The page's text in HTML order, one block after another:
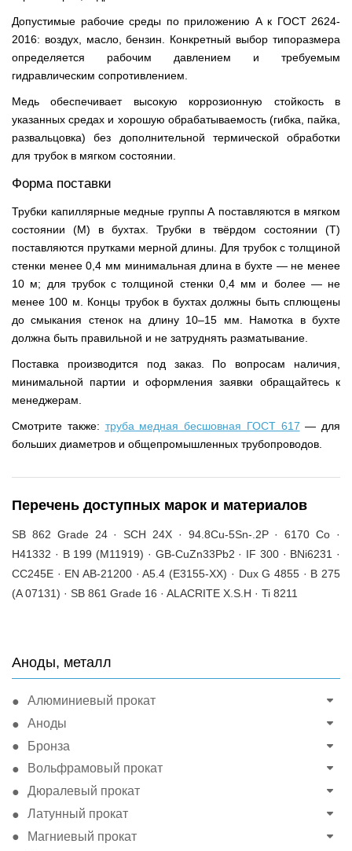
Аноды, металл
Алюминиевый прокат
Аноды
Бронза
Вольфрамовый прокат
Дюралевый прокат
Латунный прокат
Магниевый прокат
Допустимые рабочие среды по приложению А к ГОСТ 2624-
2016: воздух, масло, бензин. Конкретный выбор типоразмера
определяется рабочим давлением и требуемым
гидравлическим сопротивлением.
Медь обеспечивает высокую коррозионную стойкость в
указанных средах и хорошую обрабатываемость (гибка, пайка,
развальцовка) без дополнительной термической обработки
для трубок в мягком состоянии.
Форма поставки
Трубки капиллярные медные группы А поставляются в мягком
состоянии (М) в бухтах. Трубки в твёрдом состоянии (Т)
поставляются прутками мерной длины. Для трубок с толщиной
стенки менее 0,4 мм минимальная длина в бухте — не менее
10 м; для трубок с толщиной стенки 0,4 мм и более — не
менее 100 м. Концы трубок в бухтах должны быть сплющены
до смыкания стенок на длину 10–15 мм. Намотка в бухте
должна быть правильной и не затруднять разматывание.
Поставка производится под заказ. По вопросам наличия,
минимальной партии и оформления заявки обращайтесь к
менеджерам.
Смотрите также: труба медная бесшовная ГОСТ 617 — для
больших диаметров и общепромышленных трубопроводов.
Перечень доступных марок и материалов
SB 862 Grade 24 · SCH 24X · 94.8Cu-5Sn-.2P · 6170 Co ·
H41332 · B 199 (M11919) · GB-CuZn33Pb2 · IF 300 · BNi6231 ·
CC245E · EN AB-21200 · A5.4 (E3155-XX) · Dux G 4855 · B 275
(A 07131) · SB 861 Grade 16 · ALACRITE X.S.H · Ti 8211